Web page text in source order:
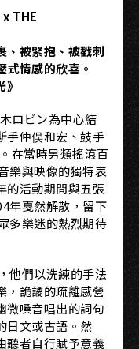
THE
、被緊抱、被戳刺
情感的欣喜。
ロビン為中心結
手仲俣和宏、鼓手
在當時另類搖滾百
樂與映像的獨特表
的活動期間與五張
年戛然解散，留下
多樂迷的熱烈期待
他們以洗練的手法
，詭譎的疏離感營
微嗓音唱出的詞句
日文或古語。然
聽者自行賦予意義